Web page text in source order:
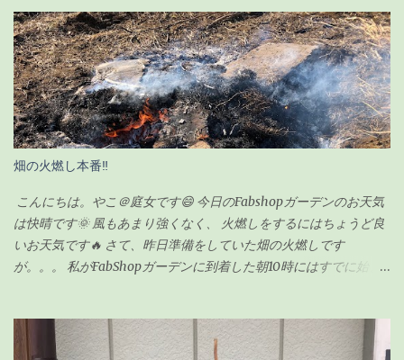
いました。 現在の様子がこちらです↓（2020年6月23日） ちなみ
に前回の記事の時（復活後）は、これくらいでした↓（2020年5月
17日） 見事に背が伸びて、葉っぱの数も増えました。 さすがに、
背が伸び過ぎてきたので「剪定」をすることにしました。 剪定を
するにあたり、ちょっと調べてみました。 ガジュマルの剪定のポ
イント 時期は5〜6月が良い 全体的に想定サイズよりも小さく剪定
する 切ったところは「癒合剤（ゆごうざい）」をつける 剪定後は
水分の蒸発量が減るので水やりは控えめにする ざっとこんな感じ
でした。 ガジュマルの剪定の時期 ガジュマルの剪定は種類が2つ
あるようです。 「 切り戻し 」 と言って、必要ない枝を切って形を
整えるものと、 「 丸坊主 」 と言って、枝を全部切り落として幹だ
けの状態にするものとがあり、今回のウチのガジュマルの場合
5〜6月が適している ようです。 6月って・・今じゃん！！って事
で、ちょうど良いタイミングでした。 ちなみに「丸坊主」の場合
畑の火燃し本番‼
こんにちは。やこ＠庭女です😄 今日のFabshopガーデンのお天気
は快晴です🌞 風もあまり強くなく、 火燃しをするにはちょうど良
いお天気です🔥 さて、昨日準備をしていた畑の火燃しです
が。。。 私がFabShopガーデンに到着した朝10時にはすでに始ま
す🙏 昨日集めた雑草や木の枝などはほとんど灰になっていました❗
私もまだ集めきれていなかった雑草をかき集めてきて、 火燃しに